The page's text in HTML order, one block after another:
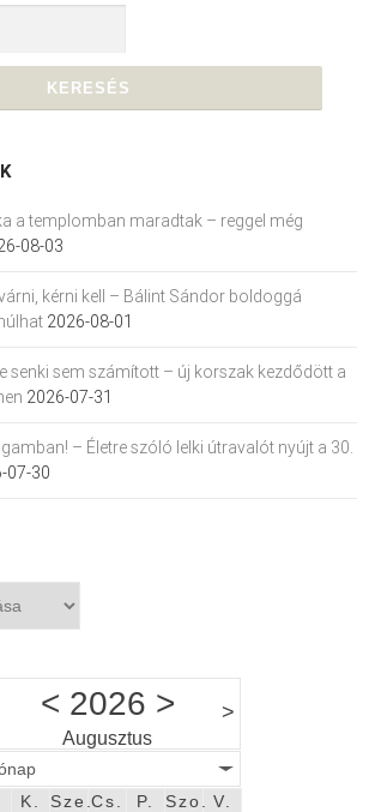
a templomban maradtak – reggel még
08-03
kérni kell – Bálint Sándor boldoggá
2026-08-01
senki sem számított – új korszak kezdődött a
2026-07-31
– Életre szóló lelki útravalót nyújt a 30.
07-30
< 2026 >
Augusztus
>
K. Sze.Cs. P. Szo. V.